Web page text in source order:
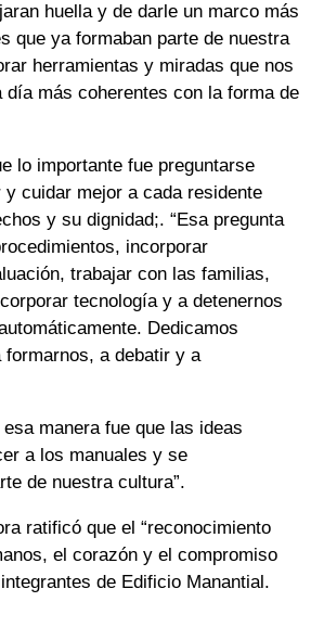
huella y de darle un marco más
que ya formaban parte de nuestra
herramientas y miradas que nos
día más coherentes con la forma de
lo importante fue preguntarse
cuidar mejor a cada residente
y su dignidad;. “Esa pregunta
incorporar
trabajar con las familias,
tecnología y a detenernos
Dedicamos
a debatir y a
manera fue que las ideas
a los manuales y se
de nuestra cultura”.
ratificó que el “reconocimiento
el corazón y el compromiso
de Edificio Manantial.